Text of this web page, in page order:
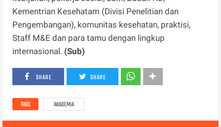
Kementrian Kesehatam (Divisi Penelitian dan
Pengembangan), komunitas kesehatan, praktisi,
Staff M&E dan para tamu dengan lingkup
internasional. (Sub)
SHARE SHARE
TAGS AKADEMIA